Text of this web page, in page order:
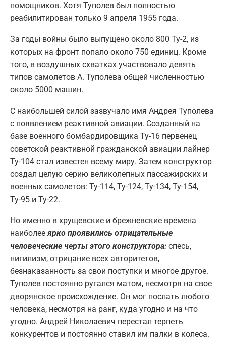
помощников. Хотя Туполев был полностью
реабилитирован только 9 апреля 1955 года.
За годы войны было выпущено около 800 Ту-2, из
которых на фронт попало около 750 единиц. Кроме
того, в воздушных схватках участвовало девять
типов самолетов А. Туполева общей численностью
около 5000 машин.
С наибольшей силой зазвучало имя Андрея Туполева
с появлением реактивной авиации. Созданный на
базе военного бомбардировщика Ту-16 первенец
советской реактивной гражданской авиации лайнер
Ту-104 стал известен всему миру. Затем конструктор
создал целую серию великолепных пассажирских и
военных самолетов: Ту-114, Ту-124, Ту-134, Ту-154,
Ту-95 и Ту-22.
Но именно в хрущевские и брежневские времена
наиболееярко проявились отрицательные
человеческие черты этого конструктора: спесь,
нигилизм, отрицание всех авторитетов,
безнаказанность за свои поступки и многое другое.
Туполев постоянно ругался матом, несмотря на свое
дворянское происхождение. Он мог послать любого
человека, несмотря на ранг, куда угодно и на что
угодно. Андрей Николаевич перестал терпеть
конкурентов и постоянно ставил им палки в колеса.